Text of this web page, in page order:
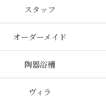
スタッフ
オーダーメイド
陶器浴槽
ヴィラ